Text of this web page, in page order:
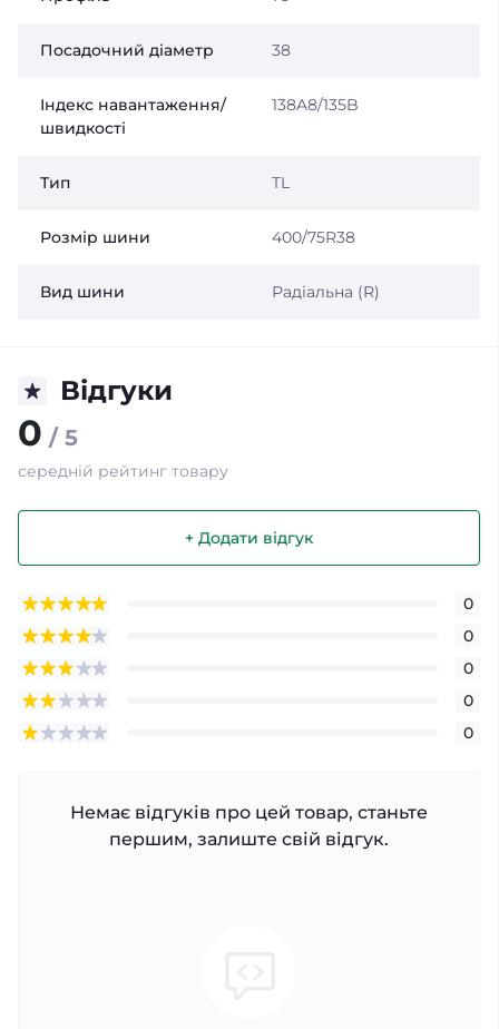
Посадочний діаметр 38
Індекс навантаження/
швидкості
138A8/135B
Тип TL
Розмір шини 400/75R38
Вид шини Радіальна (R)
Відгуки
0 / 5
середній рейтинг товару
+ Додати відгук
0
0
0
0
0
Немає відгуків про цей товар, станьте
першим, залиште свій відгук.